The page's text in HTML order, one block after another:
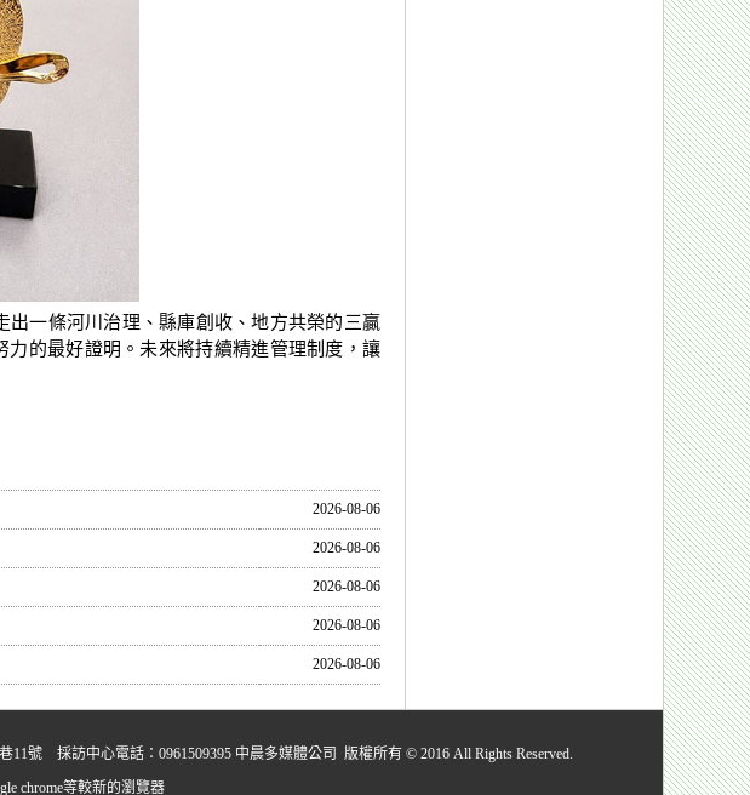
一條河川治理、縣庫創收、地方共榮的三贏
的最好證明。未來將持續精進管理制度，讓
2026-08-06
2026-08-06
2026-08-06
2026-08-06
2026-08-06
11號 採訪中心電話：0961509395 中晨多媒體公司 版權所有 © 2016 All Rights Reserved.
chrome等較新的瀏覽器